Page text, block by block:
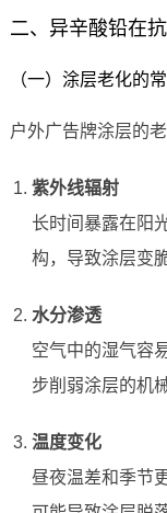
二、异辛酸铅在
（一）涂层老化的
户外广告牌涂层的
紫外线辐射
长时间暴露在阳
构，导致涂层变
水分渗透
空气中的湿气容
步削弱涂层的机
温度变化
昼夜温差和季节